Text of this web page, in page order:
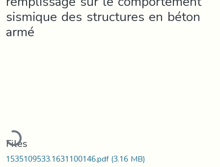
sismique des structures en béton
armé
Loading...
Files
1535109533.1631100146.pdf(3.16 MB)